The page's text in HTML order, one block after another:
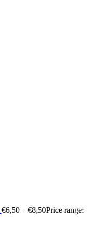
€6,50 – €8,50Price range: